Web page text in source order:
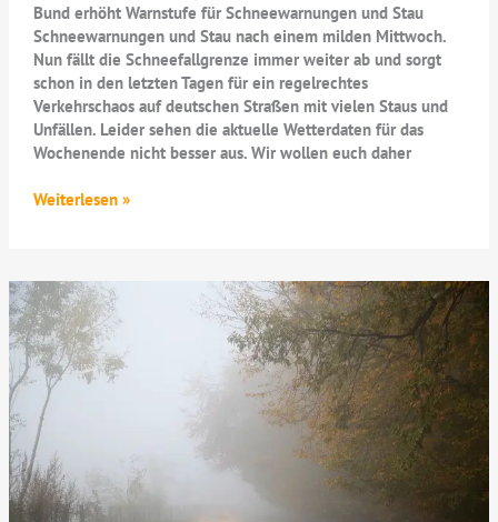
Bund erhöht Warnstufe für Schneewarnungen und Stau
Schneewarnungen und Stau nach einem milden Mittwoch.
Nun fällt die Schneefallgrenze immer weiter ab und sorgt
schon in den letzten Tagen für ein regelrechtes
Verkehrschaos auf deutschen Straßen mit vielen Staus und
Unfällen. Leider sehen die aktuelle Wetterdaten für das
Wochenende nicht besser aus. Wir wollen euch daher
Schneewarnungen
Wochenende
Weiterlesen »